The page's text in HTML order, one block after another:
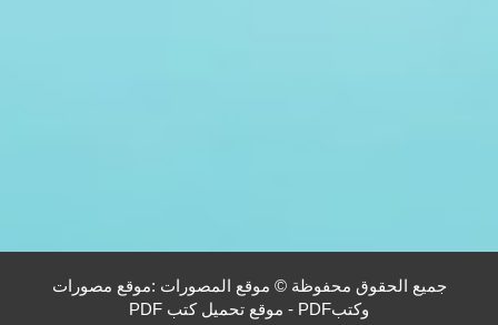
جميع الحقوق محفوظة © موقع المصورات :موقع مصورات
وكتبPDF - موقع تحميل كتب PDF